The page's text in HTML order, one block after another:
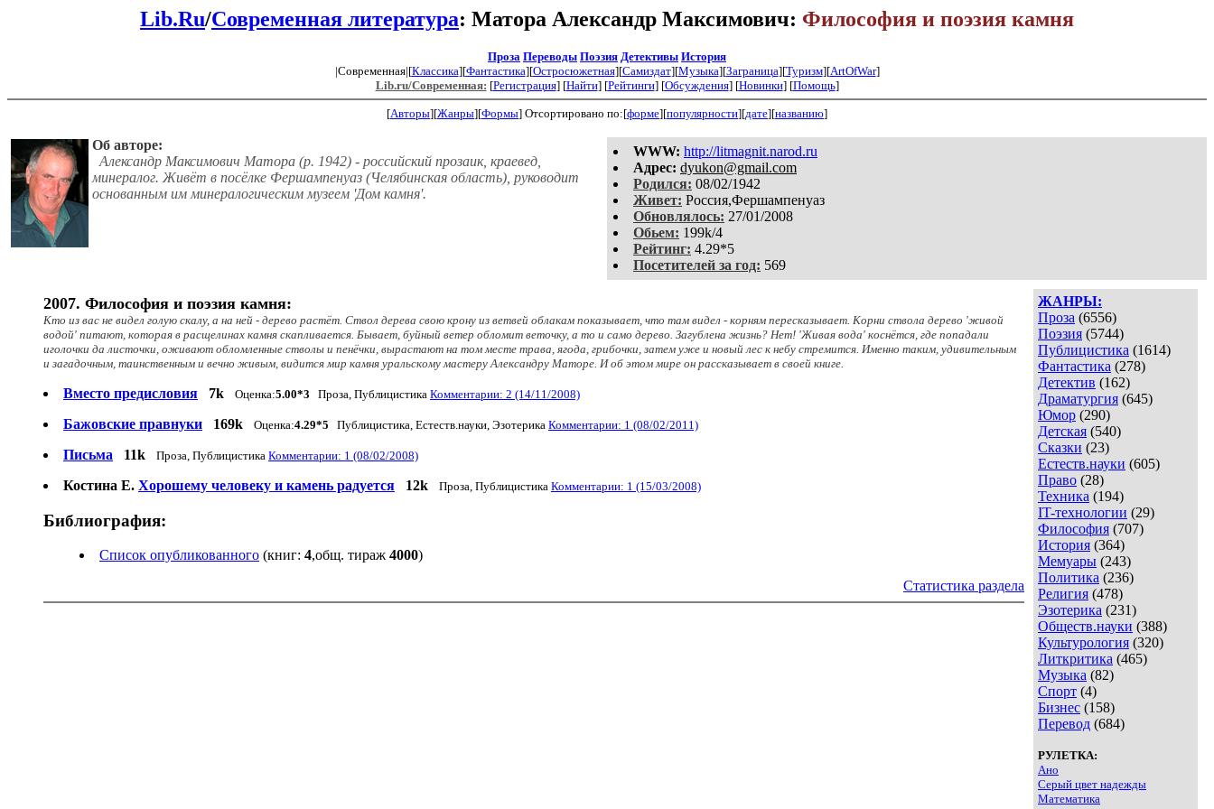
Lib.Ru/Современная литература: Матора Александр Максимович: Философия и поэзия камня
Проза Переводы Поэзия Детективы История
|Современная|[Классика][Фантастика][Остросюжетная][Самиздат][Музыка][Заграница][Туризм][ArtOfWar]
Lib.ru/Современная: [Регистрация] [Найти] [Рейтинги] [Обсуждения] [Новинки] [Помощь]
[Авторы][Жанры][Формы] Отсортировано по:[форме][популярности][дате][названию]
WWW: http://litmagnit.narod.ru
Aдpeс: dyukon@gmail.com
Родился: 08/02/1942
Живет: Россия,Фершампенуаз
Обновлялось: 27/01/2008
Обьем: 199k/4
Рейтинг: 4.29*5
Посетителей за год: 569
Об авторе:
Александр Максимович Матора (р. 1942) - российский прозаик, краевед,
минералог. Живёт в посёлке Фершампенуаз (Челябинская область), руководит
основанным им минералогическим музеем 'Дом камня'.
ЖАНРЫ:
Проза (6556)
Поэзия (5744)
Публицистика (1614)
Фантастика (278)
Детектив (162)
Драматургия (645)
Юмор (290)
Детская (540)
Сказки (23)
Естеств.науки (605)
Право (28)
Техника (194)
IT-технологии (29)
Философия (707)
История (364)
Мемуары (243)
Политика (236)
Религия (478)
Эзотерика (231)
Обществ.науки (388)
Культурология (320)
Литкритика (465)
Музыка (82)
Спорт (4)
Бизнес (158)
Перевод (684)
РУЛЕТКА:
Ано
Серый цвет надежды
Математика
2007. Философия и поэзия камня:
Кто из вас не видел голую скалу, а на ней - дерево растёт. Ствол дерева свою крону из ветвей облакам показывает, что там видел - корням пересказывает. Корни ствола дерево 'живой
водой' питают, которая в расщелинах камня скапливается. Бывает, буйный ветер обломит веточку, а то и само дерево. Загублена жизнь? Нет! 'Живая вода' коснётся, где попадали
иголочки да листочки, оживают обломленные стволы и пенёчки, вырастают на том месте трава, ягода, грибочки, затем уже и новый лес к небу стремится. Именно таким, удивительным
и загадочным, таинственным и вечно живым, видится мир камня уральскому мастеру Александру Маторе. И об этом мире он рассказывает в своей книге.
Вместо предисловия 7k Оценка:5.00*3 Проза, Публицистика Комментарии: 2 (14/11/2008)
Бажовские правнуки 169k Оценка:4.29*5 Публицистика, Естеств.науки, Эзотерика Комментарии: 1 (08/02/2011)
Письма 11k Проза, Публицистика Комментарии: 1 (08/02/2008)
Костина Е. Хорошему человеку и камень радуется 12k Проза, Публицистика Комментарии: 1 (15/03/2008)
Библиография:
Список опубликованного (книг: 4,общ. тираж 4000)
Статистика раздела